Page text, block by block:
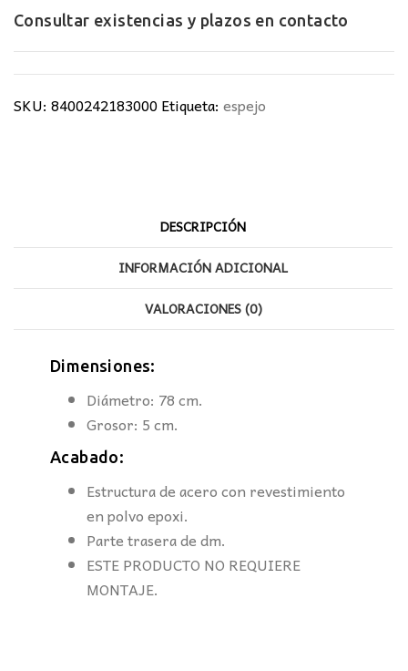
Consultar existencias y plazos en contacto
SKU: 8400242183000Etiqueta: espejo
DESCRIPCIÓN
INFORMACIÓN ADICIONAL
VALORACIONES (0)
Dimensiones:
Diámetro: 78 cm.
Grosor: 5 cm.
Acabado:
Estructura de acero con revestimiento
en polvo epoxi.
Parte trasera de dm.
ESTE PRODUCTO NO REQUIERE
MONTAJE.